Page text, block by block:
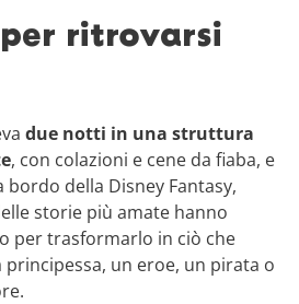
ritrovarsi
due notti in una struttura
, con colazioni e cene da fiaba, e
della Disney Fantasy,
storie più amate hanno
per trasformarlo in ciò che
principessa, un eroe, un pirata o